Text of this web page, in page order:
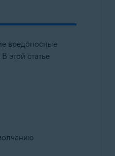
вредоносные
этой статье